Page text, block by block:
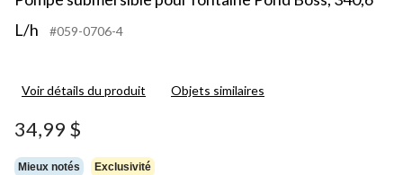
L/h
#059-0706-4
Voir détails du produit Objets similaires
34,99 $
Mieux notés Exclusivité